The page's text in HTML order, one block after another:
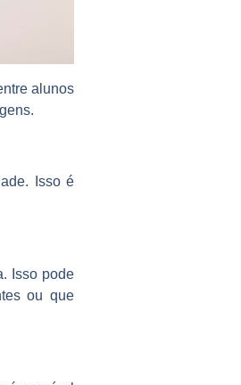
alunos
Isso é
Isso pode
ou que